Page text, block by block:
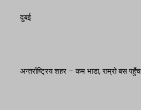
दुबई
अन्तर्राष्ट्रिय शहर – कम भाडा, राम्रो बस पहुँच